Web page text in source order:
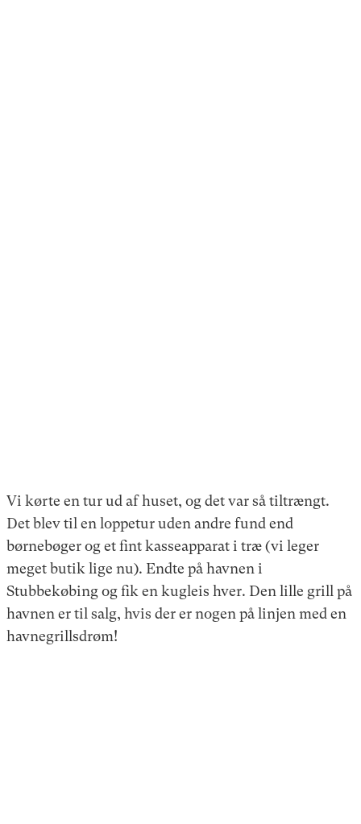
Vi kørte en tur ud af huset, og det var så tiltrængt.
Det blev til en loppetur uden andre fund end
børnebøger og et fint kasseapparat i træ (vi leger
meget butik lige nu). Endte på havnen i
Stubbekøbing og fik en kugleis hver. Den lille grill på
havnen er til salg, hvis der er nogen på linjen med en
havnegrillsdrøm!